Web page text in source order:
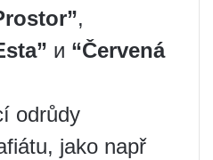
,
и “Červená
odrůdy
jako např